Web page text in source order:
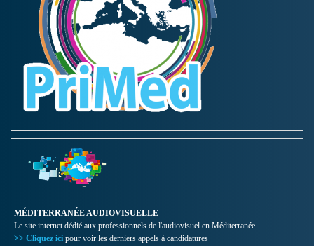
MÉDITERRANÉE AUDIOVISUELLE
Le site internet dédié aux professionnels de l'audiovisuel en Méditerranée.
>> Cliquez ici pour voir les derniers appels à candidatures